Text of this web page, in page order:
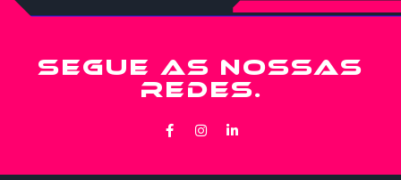
SEGUE AS NOSSAS
REDES.